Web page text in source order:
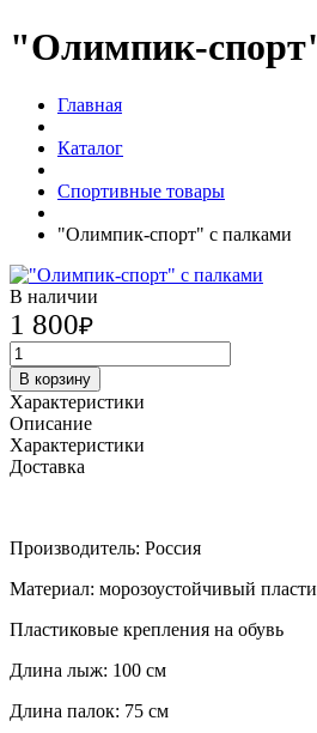
"Олимпик-
Главная
Каталог
Спортивные товары
"Олимпик-спорт" с палками
В наличии
1 800₽
В корзину
Характеристики
Описание
Характеристики
Доставка
Производитель: Россия
Материал: морозоустойчивый
Пластиковые крепления на обувь
Длина лыж: 100 см
Длина палок: 75 см